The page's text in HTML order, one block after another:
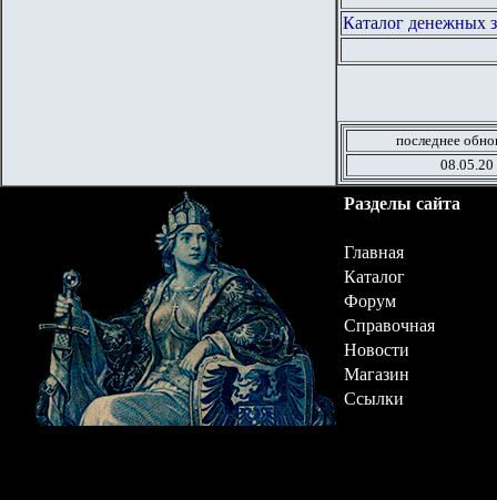
Каталог денежных
последнее
08.05.20
Разделы сайта
Главная
Каталог
Форум
Справочная
Новости
Магазин
Ссылки